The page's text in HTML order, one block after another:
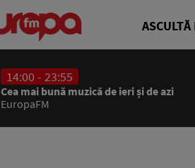
14:00 - 23:55
Cea mai bună muzică de ieri și de azi
EuropaFM